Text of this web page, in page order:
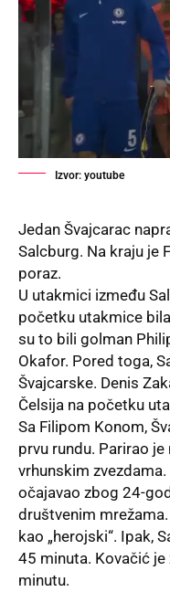
Izvor: youtube
Jedan Švajcarac
Salcburg. Na kraju je
poraz.
U utakmici između
početku utakmice
su to bili golman
Okafor. Pored toga,
Švajcarske. Denis
Čelsija na početku
Sa Filipom Konom,
prvu rundu. Parirao
vrhunskim
očajavao zbog 24-
društvenim
kao „herojski“. Ipak,
45 minuta. Kovačić
minutu.